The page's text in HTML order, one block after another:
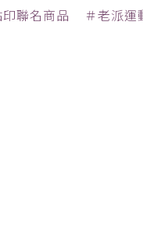
印聯名商品 ＃老派運